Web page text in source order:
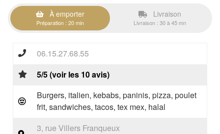
À emporter
Préparation : 20 min
Livraison
Livraison : 30 à 45 mn
06.15.27.68.55
5/5 (voir les 10 avis)
Burgers, italien, kebabs, paninis, pizza, poulet
frit, sandwiches, tacos, tex mex, halal
3, rue Villers Franqueux